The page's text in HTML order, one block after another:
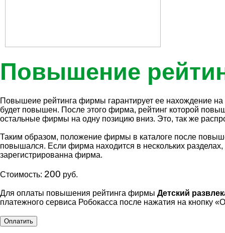
Повышение
Повышеие рейтинга фирмы гарантирует ее нахождение
будет повышен. После этого фирма, рейтинг которой
остальные фирмы на одну позицию вниз. Это, так же
Таким образом, положение фирмы в каталоге после
повышался. Если фирма находится в нескольких
зарегистрированна фирма.
Стоимость: 200 руб.
Для оплаты повышения рейтинга фирмы Детский
платежного сервиса Робокасcа после нажатия на кнопку
Оплатить